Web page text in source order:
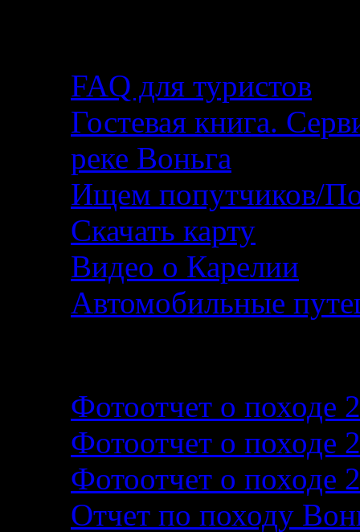
FAQ для туристов
Гостевая книга.
реке Воньга
Ищем попутчиков/
Скачать карту
Видео о Карелии
Автомобильные
Фотоотчет о походе
Фотоотчет о походе
Фотоотчет о походе
Отчет по походу